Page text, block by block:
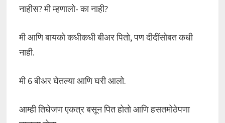
नाहीस? मी म्हणालो- का नाही?
मी आणि बायको कधीकधी बीअर पितो, पण दीदींसोबत कधी
नाही.
मी 6 बीअर घेतल्या आणि घरी आलो.
आम्ही तिघेजण एकत्र बसून पित होतो आणि हसतमोठेपणा